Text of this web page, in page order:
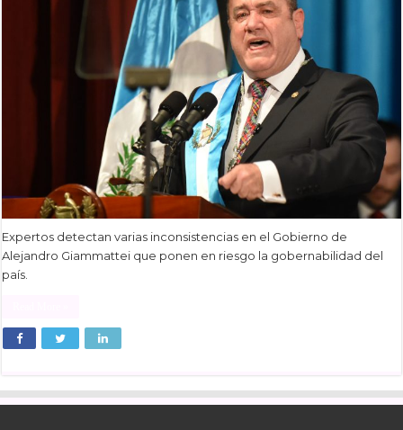
Expertos detectan varias inconsistencias en el Gobierno de
Alejandro Giammattei que ponen en riesgo la gobernabilidad del
país.